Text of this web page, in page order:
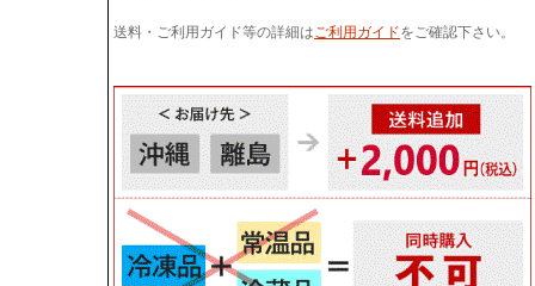
送料・ご利用ガイド等の詳細はご利用ガイドをご確認下さい。